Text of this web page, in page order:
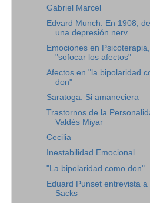
Gabriel Marcel
Edvard Munch: En 1908,
una depresión nerv...
Emociones en Psicoterapia,
"sofocar los afectos"
Afectos en "la bipolaridad
don"
Saratoga: Si amaneciera
Trastornos de la
Valdés Miyar
Cecilia
Inestabilidad Emocional
"La bipolaridad como don"
Eduard Punset entrevista a
Sacks